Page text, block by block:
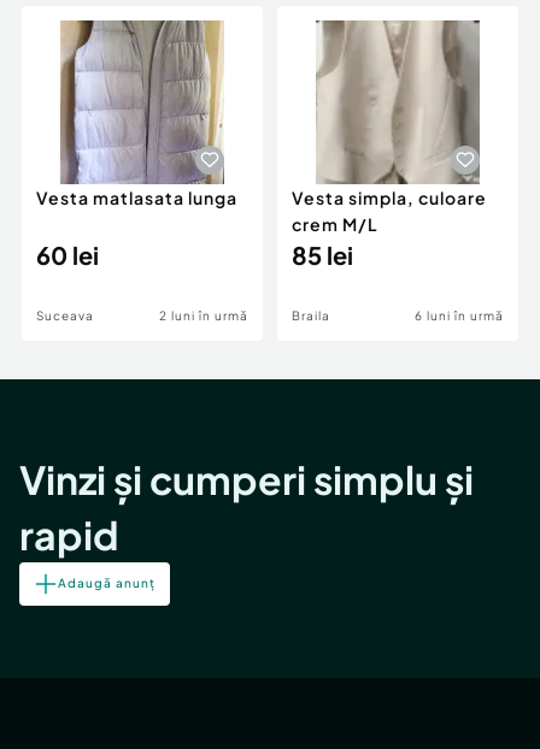
Servicii
Animale de companie
Afaceri și echipamente profesionale
Inchiriere Bunuri si Vehicule
Utilaje agricole si industriale
Piese auto si accesorii
Dacia Duster
Vesta matlasata lunga
60 lei
Suceava 2 luni în urmă
Vesta simpla, culoare
crem M/L
85 lei
Braila 6 luni în urmă
Vinzi și cumperi simplu și
rapid
Adaugă anunț